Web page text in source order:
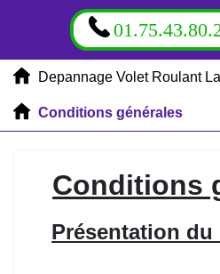
Depannage Volet Roulant
Conditions générales
Conditions
Présentation